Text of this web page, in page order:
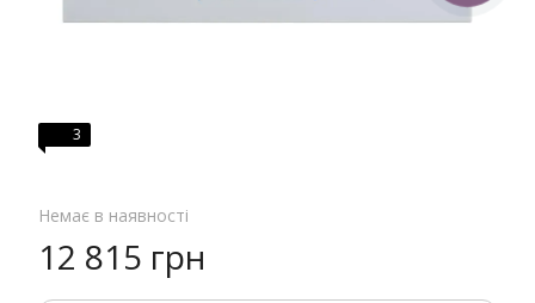
3
Немає в наявності
12 815 грн